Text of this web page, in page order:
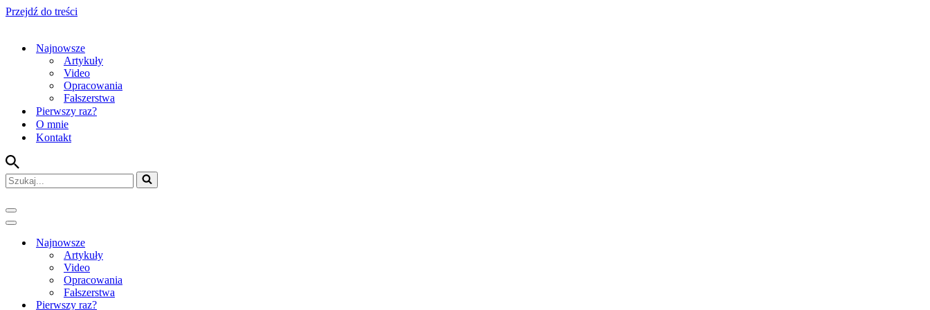
Przejdź do treści
Najnowsze
Artykuły
Video
Opracowania
Fałszerstwa
Pierwszy raz?
O mnie
Kontakt
Szukaj...
Menu
nawigacji
Menu
nawigacjiNajnowsze
Artykuły
Video
Opracowania
Fałszerstwa
Pierwszy raz?